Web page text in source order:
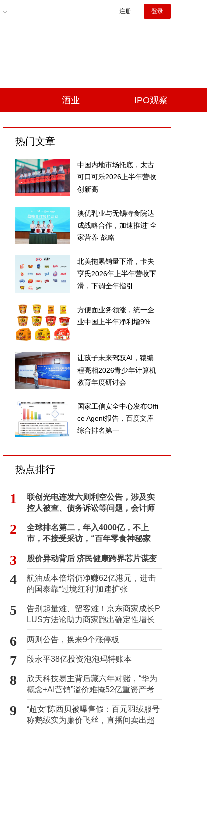
注册 登录
酒业 IPO观察
热门文章
中国内地市场托底，太古
可口可乐2026上半年营收
创新高
澳优乳业与无锡特食院达
成战略合作，加速推进“全
家营养”战略
北美拖累销量下滑，卡夫
亨氏2026年上半年营收下
滑，下调全年指引
方便面业务领涨，统一企
业中国上半年净利增9%
让孩子未来驾驭AI，猿编
程亮相2026青少年计算机
教育年度研讨会
国家工信安全中心发布Offi
ce Agent报告，百度文库
综合排名第一
热点排行
1
联创光电连发六则利空公告，涉及实
控人被查、债务诉讼等问题，会计师
事务所曾出具“保留意见”
2
全球排名第二，年入4000亿，不上
市，不接受采访，“百年零食神秘家
族”浮出水面？
3 股价异动背后 济民健康跨界芯片谋变
4
航油成本倍增仍净赚62亿港元，进击
的国泰靠“过境红利”加速扩张
5
告别起量难、留客难！京东商家成长P
LUS方法论助力商家跑出确定性增长
路径
6 两则公告，换来9个涨停板
7 段永平38亿投资泡泡玛特账本
8
欣天科技易主背后藏六年对赌，“华为
概念+AI营销”溢价难掩52亿重资产考
验
9
“超女”陈西贝被曝售假：百元羽绒服号
称鹅绒实为廉价飞丝，直播间卖出超